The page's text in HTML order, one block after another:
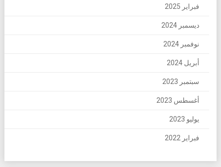
فبراير 2025
ديسمبر 2024
نوفمبر 2024
أبريل 2024
سبتمبر 2023
أغسطس 2023
يوليو 2023
فبراير 2022